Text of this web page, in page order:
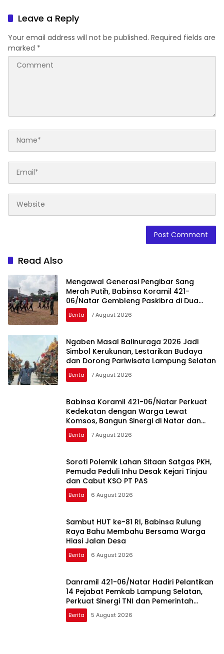
Leave a Reply
Your email address will not be published. Required fields are
marked *
Read Also
Mengawal Generasi Pengibar Sang
Merah Putih, Babinsa Koramil 421-
06/Natar Gembleng Paskibra di Dua
Kecamatan Jelang HUT RI ke-81
Berita 7 August 2026
Ngaben Masal Balinuraga 2026 Jadi
Simbol Kerukunan, Lestarikan Budaya
dan Dorong Pariwisata Lampung Selatan
Berita 7 August 2026
Babinsa Koramil 421-06/Natar Perkuat
Kedekatan dengan Warga Lewat
Komsos, Bangun Sinergi di Natar dan
Tegineneng
Berita 7 August 2026
Soroti Polemik Lahan Sitaan Satgas PKH,
Pemuda Peduli Inhu Desak Kejari Tinjau
dan Cabut KSO PT PAS
Berita 6 August 2026
Sambut HUT ke-81 RI, Babinsa Rulung
Raya Bahu Membahu Bersama Warga
Hiasi Jalan Desa
Berita 6 August 2026
Danramil 421-06/Natar Hadiri Pelantikan
14 Pejabat Pemkab Lampung Selatan,
Perkuat Sinergi TNI dan Pemerintah
Daerah
Berita 5 August 2026